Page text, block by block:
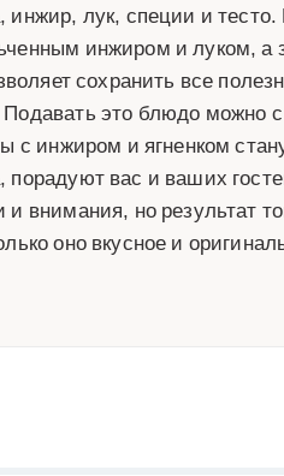
лук, специи и тесто.
инжиром и луком, а
сохранить все
это блюдо можно
с инжиром и ягненком
вас и ваших
внимания, но результат
оно вкусное и